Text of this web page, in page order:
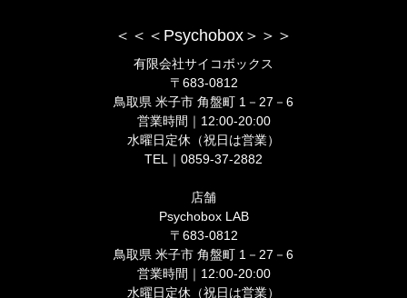
＜＜＜Psychobox＞＞＞
有限会社サイコボックス
〒683-0812
鳥取県 米子市 角盤町 1－27－6
営業時間｜12:00-20:00
水曜日定休（祝日は営業）
TEL｜0859-37-2882
店舗
Psychobox LAB
〒683-0812
鳥取県 米子市 角盤町 1－27－6
営業時間｜12:00-20:00
水曜日定休（祝日は営業）